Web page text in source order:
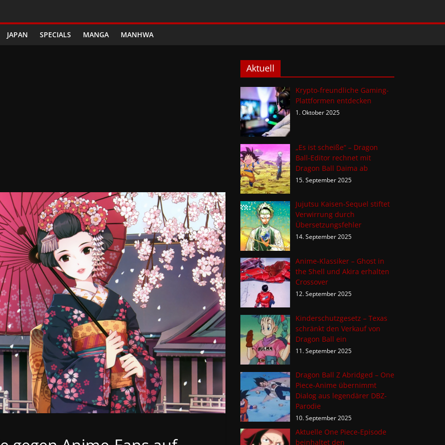
JAPAN SPECIALS MANGA MANHWA
Aktuell
Krypto-freundliche Gaming-
Plattformen entdecken
1. Oktober 2025
„Es ist scheiße“ – Dragon
Ball-Editor rechnet mit
Dragon Ball Daima ab
15. September 2025
Jujutsu Kaisen-Sequel stiftet
Verwirrung durch
Übersetzungsfehler
14. September 2025
Anime-Klassiker – Ghost in
the Shell und Akira erhalten
Crossover
12. September 2025
Kinderschutzgesetz – Texas
schränkt den Verkauf von
Dragon Ball ein
11. September 2025
Dragon Ball Z Abridged – One
Piece-Anime übernimmt
Dialog aus legendärer DBZ-
Parodie
10. September 2025
Aktuelle One Piece-Episode
beinhaltet den